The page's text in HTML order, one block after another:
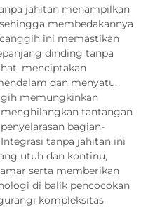
jahitan menampilkan
membedakannya
ini memastikan
dinding tanpa
menciptakan
dan menyatu.
memungkinkan
menghilangkan tantangan
bagian-
tanpa jahitan ini
utuh dan kontinu,
serta memberikan
di balik pencocokan
kompleksitas